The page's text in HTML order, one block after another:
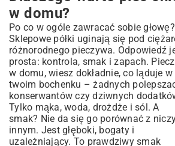
struktury
Pierwsze wyrastanie i delikatne
formowanie bochenka
Drugie wyrastanie i precyzyjne
skórki
Jak upiec chleb, by był chrupiący i
puszysty?
Najczęstsze błędy w pieczeniu
jak ich unikać
Problem z niedowyrastaniem ciasta –
robić?
w domu?
Po co w ogóle zawracać sobie głowę?
Sklepowe półki uginają się pod
różnorodnego pieczywa. Odpowiedź
prosta: kontrola, smak i zapach.
w domu, wiesz dokładnie, co ląduje w
twoim bochenku – żadnych
konserwantów czy dziwnych
Tylko mąka, woda, drożdże i sól. A
smak? Nie da się go porównać z
innym. Jest głęboki, bogaty i
uzależniający. To prawdziwy smak